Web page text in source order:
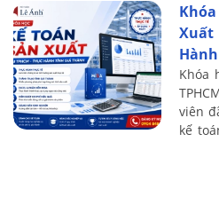
Khóa Học Kế Toán Sản
Xuất
Khóa
viên
kế